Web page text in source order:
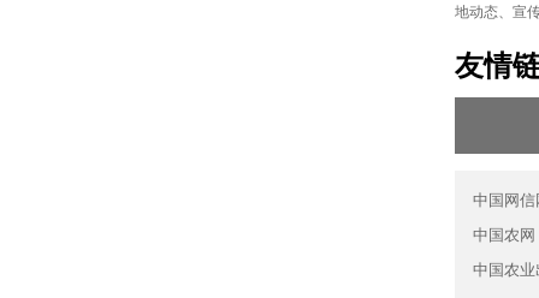
地动态、宣
友情
中国网信
中国农网
中国农业